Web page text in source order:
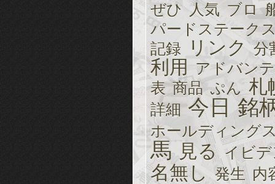
ぜひ 人気 ブロ
パードステーク
記録
リンク 分
利用
アドバン
表 商品 ぷん 札
詳細 今日 銘
ホールディング
馬 見る イビ
名無し 発生 内